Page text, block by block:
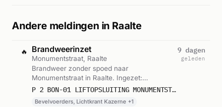
Andere meldingen in Raalte
🔥 Brandweerinzet
Monumentstraat, Raalte
Brandweer zonder spoed naar
Monumentstraat in Raalte. Ingezet:
Bevelvoerders, Lichtkrant Kazerne, BlusgroepP 2 BON-01 LIFTOPSLUITING MONUMENTSTRAAT RAALTE 042630
Bevelvoerders, Lichtkrant Kazerne +1
9 dagen
geleden